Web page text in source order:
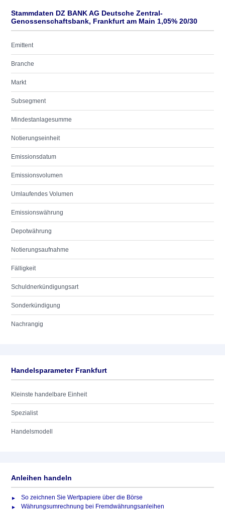
Stammdaten DZ BANK AG Deutsche Zentral-
Genossenschaftsbank, Frankfurt am Main 1,05% 20/30
Emittent
Branche
Markt
Subsegment
Mindestanlagesumme
Notierungseinheit
Emissionsdatum
Emissionsvolumen
Umlaufendes Volumen
Emissionswährung
Depotwährung
Notierungsaufnahme
Fälligkeit
Schuldnerkündigungsart
Sonderkündigung
Nachrangig
Handelsparameter Frankfurt
Kleinste handelbare Einheit
Spezialist
Handelsmodell
Anleihen handeln
So zeichnen Sie Wertpapiere über die Börse
Währungsumrechnung bei Fremdwährungsanleihen